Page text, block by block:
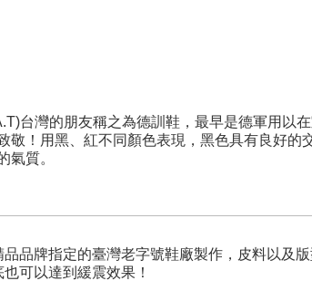
台灣的朋友稱之為德訓鞋，最早是德軍用以
！用黑、紅不同顏色表現，黑色具有良好的
氣質。
品牌指定的臺灣老字號鞋廠製作，皮料以及
可以達到緩震效果！